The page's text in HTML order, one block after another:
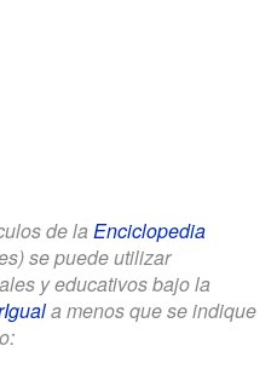
de la Enciclopedia
se puede utilizar
y educativos bajo la
a menos que se indique